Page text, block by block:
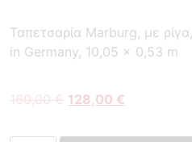
Ταπετσαρία Marburg, με
in Germany, 10,05 x 0,53 m
160,00€ 128,00 €